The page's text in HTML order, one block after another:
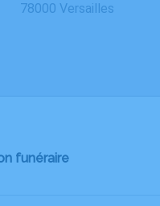
78000 Versailles
funéraire